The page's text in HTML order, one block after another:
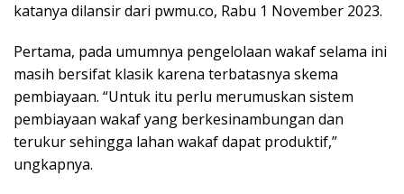
katanya dilansir dari pwmu.co, Rabu 1 November 2023.
Pertama, pada umumnya pengelolaan wakaf selama ini
masih bersifat klasik karena terbatasnya skema
pembiayaan. “Untuk itu perlu merumuskan sistem
pembiayaan wakaf yang berkesinambungan dan
terukur sehingga lahan wakaf dapat produktif,”
ungkapnya.